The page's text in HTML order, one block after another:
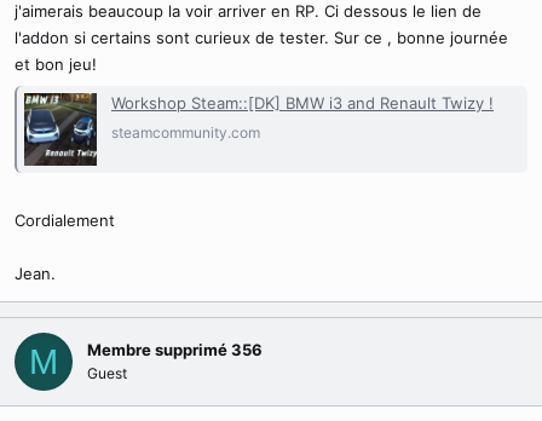
i
s
c
s
s
i
j'aimerais beaucoup la voir arriver en RP. Ci dessous le lien de
l'addon si certains sont curieux de tester. Sur ce , bonne journée
et bon jeu!
Workshop Steam::[DK] BMW i3 and Renault Twizy !
steamcommunity.com
Cordialement
Jean.
M Membre supprimé 356
Guest